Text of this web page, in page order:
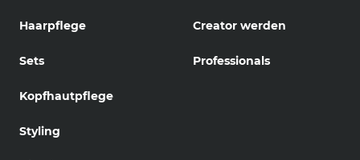
Haarpflege
Sets
Kopfhautpflege
Styling
Creator werden
Professionals